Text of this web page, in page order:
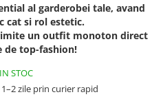
al garderobei tale, avand
cat si rol estetic.
un outfit monoton direct
de top-fashion!
IN STOC
1–2 zile prin curier rapid